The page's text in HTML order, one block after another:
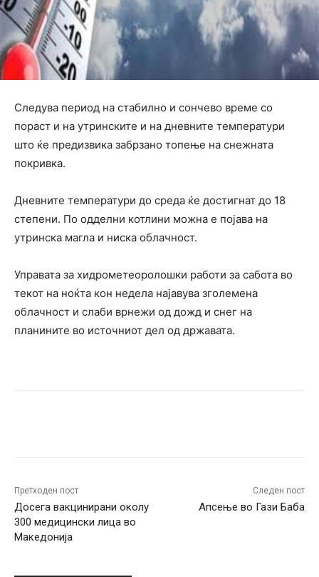
Следува период на стабилно и сончево време со
пораст и на утринските и на дневните температури
што ќе предизвика забрзано топење на снежната
покривка.
Дневните температури до среда ќе достигнат до 18
степени. По одделни котлини можна е појава на
утринска магла и ниска облачност.
Управата за хидрометеоролошки работи за сабота во
текот на ноќта кон недела најавува зголемена
облачност и слаби врнежи од дожд и снег на
планините во источниот дел од државата.
Претходен пост
Досега вакцинирани околу
300 медицински лица во
Македонија
Следен пост
Апсење во Гази Баба